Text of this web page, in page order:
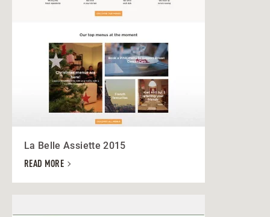
La Belle Assiette 2015
READ MORE